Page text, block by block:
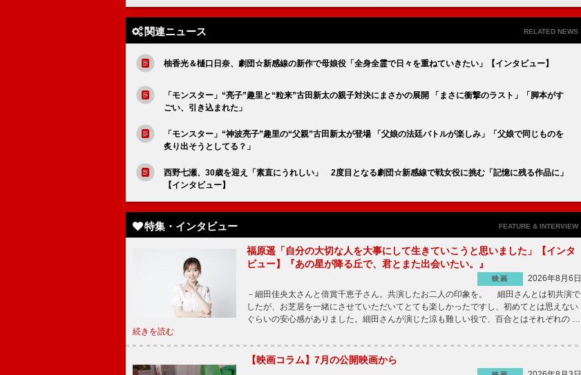
関連ニュース RELATED NEWS
柚香光＆樋口日奈、劇団☆新感線の新作で母娘役「全身全霊で日々を重ねていきたい」【インタビュー】
「モンスター」“亮子”趣里と“粒来”古田新太の親子対決にまさかの展開 「まさに衝撃のラスト」「脚本がす
ごい、引き込まれた」
「モンスター」“神波亮子”趣里の“父親”古田新太が登場 「父娘の法廷バトルが楽しみ」「父娘で同じものを
炙り出そうとしてる？」
西野七瀬、30歳を迎え「素直にうれしい」 2度目となる劇団☆新感線で戦女役に挑む「記憶に残る作品に」
【インタビュー】
特集・インタビュー FEATURE & INTERVIEW
福原遥「自分の大切な人を大事にして生きていこうと思いました」【インタ
ビュー】『あの星が降る丘で、君とまた出会いたい。』
映画
2026年8月6日
－細田佳央太さんと倍賞千恵子さん。共演したお二人の印象を。 細田さんとは初共演で
したが、お芝居を一緒にさせていただいてとても楽しかったですし、初めてとは思えない
ぐらいの安心感がありました。細田さんが演じた涼も難しい役で、百合とはそれぞれの …
続きを読む
【映画コラム】7月の公開映画から